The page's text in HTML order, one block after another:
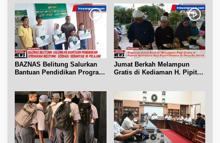
BAZNAS Belitung Salurkan
Bantuan Pendidikan Program
Jumat Berkah Melampun
Gratis di Kediaman H. Pipit